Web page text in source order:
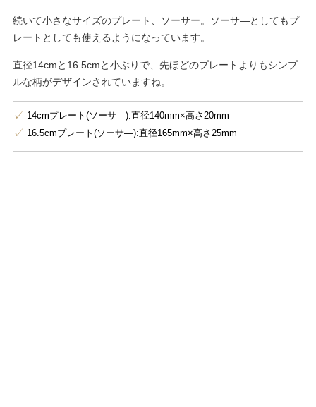
続いて小さなサイズのプレート、ソーサー。ソーサ―としてもプ
レートとしても使えるようになっています。
直径14cmと16.5cmと小ぶりで、先ほどのプレートよりもシンプ
ルな柄がデザインされていますね。
14cmプレート(ソーサ―):直径140mm×高さ20mm
16.5cmプレート(ソーサ―):直径165mm×高さ25mm